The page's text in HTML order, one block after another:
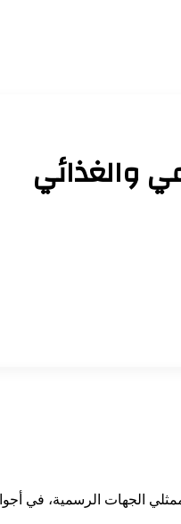
والغذائي
الجهات الرسمية، في